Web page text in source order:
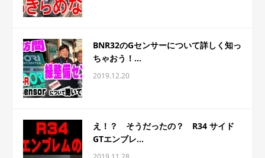
BNR32のGセンサーについて詳しく知っ
ちゃおう！...
2019.12.20
え！？ そうだったの？ R34 サイド
GTエンブレ...